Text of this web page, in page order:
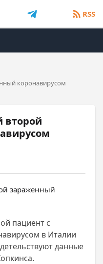
RSS
коронавирусом
второй
пациент с
в Италии
данные